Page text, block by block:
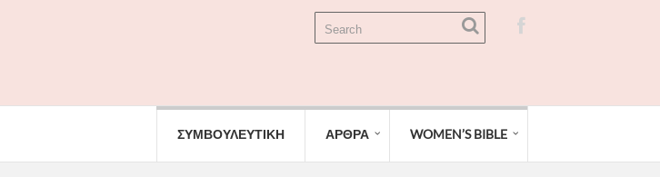
ΣΥΜΒΟΥΛΕΥΤΙΚΗ ΑΡΘΡΑ WOMEN’S BIBLE